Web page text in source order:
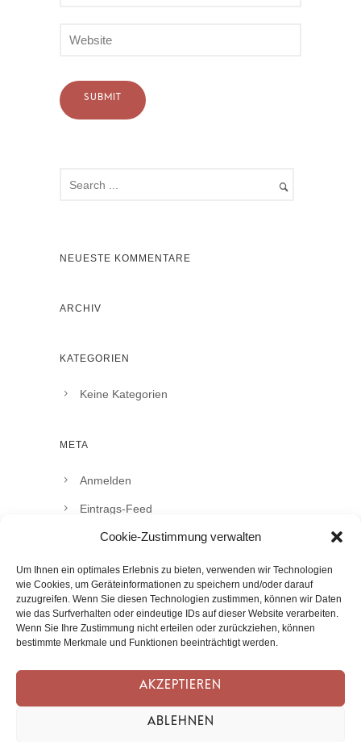
Cookie-Zustimmung verwalten
Um Ihnen ein optimales Erlebnis zu bieten, verwenden wir Technologien
wie Cookies, um Geräteinformationen zu speichern und/oder darauf
zuzugreifen. Wenn Sie diesen Technologien zustimmen, können wir Daten
wie das Surfverhalten oder eindeutige IDs auf dieser Website verarbeiten.
Wenn Sie Ihre Zustimmung nicht erteilen oder zurückziehen, können
bestimmte Merkmale und Funktionen beeinträchtigt werden.
NEUESTE KOMMENTARE
ARCHIV
KATEGORIEN
Keine Kategorien
META
Anmelden
Eintrags-Feed
Kommentar-Feed
WordPress.org
Copyright DOMUS